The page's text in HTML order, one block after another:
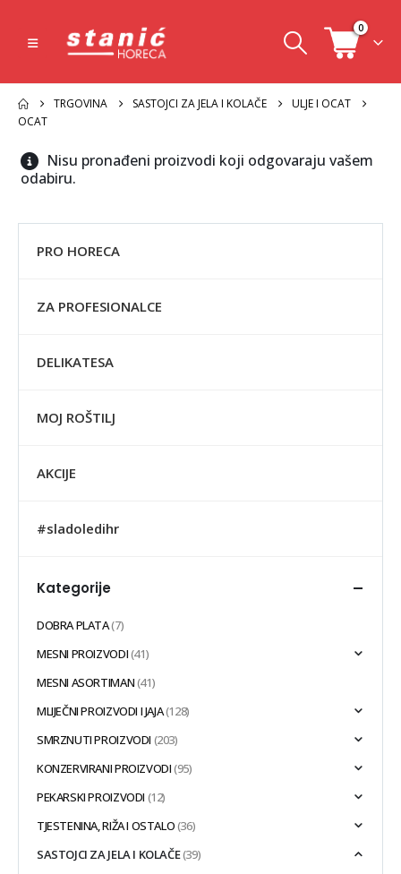
0
TRGOVINA SASTOJCI ZA JELA I KOLAČE
ULJE I OCAT
OCAT
Nisu pronađeni proizvodi koji odgovaraju vašem
odabiru.
PRO HORECA
ZA PROFESIONALCE
DELIKATESA
MOJ ROŠTILJ
AKCIJE
#sladoledihr
Kategorije
DOBRA PLATA(7)
MESNI PROIZVODI(41)
MESNI ASORTIMAN(41)
MLIJEČNI PROIZVODI I JAJA(128)
SMRZNUTI PROIZVODI (203)
KONZERVIRANI PROIZVODI(95)
PEKARSKI PROIZVODI (12)
TJESTENINA, RIŽA I OSTALO(36)
SASTOJCI ZA JELA I KOLAČE(39)